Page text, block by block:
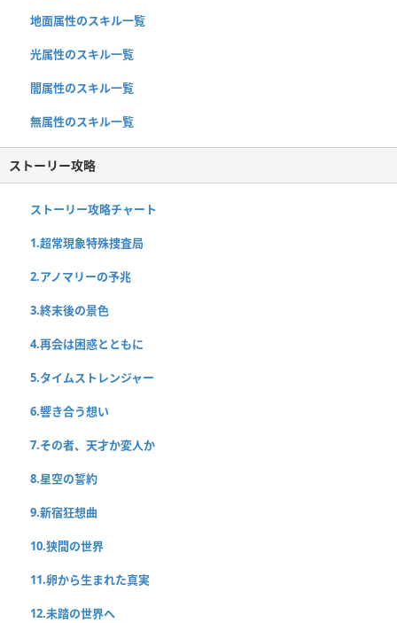
地面属性のスキル一覧
光属性のスキル一覧
闇属性のスキル一覧
無属性のスキル一覧
ストーリー攻略
ストーリー攻略チャート
1.超常現象特殊捜査局
2.アノマリーの予兆
3.終末後の景色
4.再会は困惑とともに
5.タイムストレンジャー
6.響き合う想い
7.その者、天才か変人か
8.星空の誓約
9.新宿狂想曲
10.狭間の世界
11.卵から生まれた真実
12.未踏の世界へ